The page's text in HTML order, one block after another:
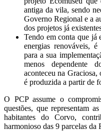
antiga da vila, sendo
Governo Regional e a
dos projetos já
Tendo em conta que já
energias renováveis,
para a sua
menos dependente
aconteceu na
é produzida a partir de
O PCP assume o
questões, que representam
habitantes do Corvo,
harmonioso das 9 parcelas da